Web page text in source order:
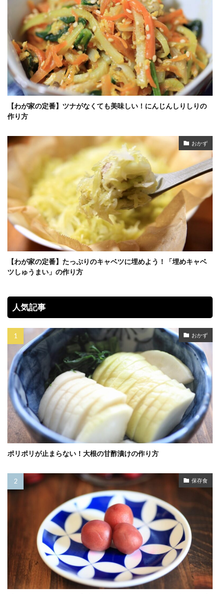
【わが家の定番】ツナがなくても美味しい！にんじんしりしりの
作り方
おかず
【わが家の定番】たっぷりのキャベツに埋めよう！「埋めキャベ
ツしゅうまい」の作り方
人気記事
おかず
ポリポリが止まらない！大根の甘酢漬けの作り方
保存食